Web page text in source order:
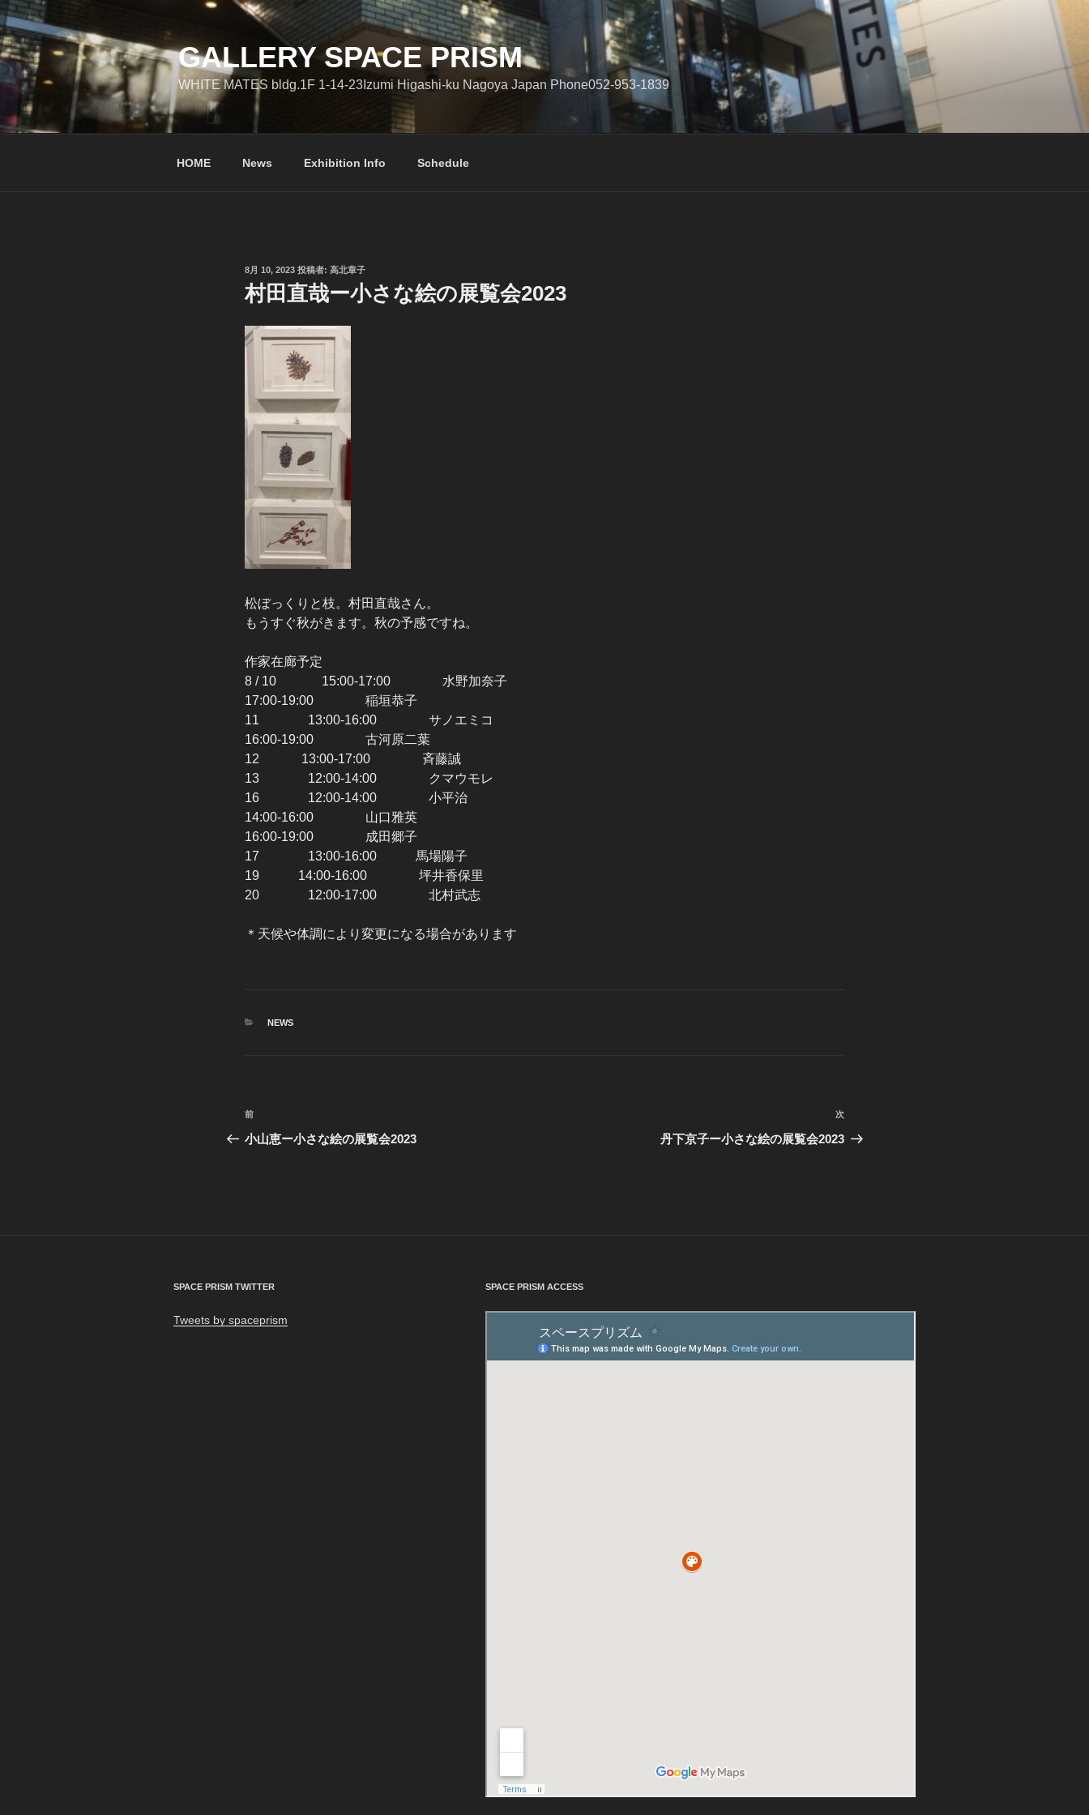
コ
ン
テ
ン
ツ
ス
GALLERY SPACE PRISM
WHITE MATES bldg.1F 1-14-23Izumi Higashi-ku Nagoya Japan Phone052-953-1839
HOME News Exhibition Info Schedule
投
稿
日:
8月 10, 2023 投稿者: 高北章子
村田直哉ー小さな絵の展覧会2023
松ぼっくりと枝。村田直哉さん。
もうすぐ秋がきます。秋の予感ですね。
作家在廊予定
8 / 10 15:00-17:00 水野加奈子
17:00-19:00 稲垣恭子
11 13:00-16:00 サノエミコ
16:00-19:00 古河原二葉
12 13:00-17:00 斉藤誠
13 12:00-14:00 クマウモレ
16 12:00-14:00 小平治
14:00-16:00 山口雅英
16:00-19:00 成田郷子
17 13:00-16:00 馬場陽子
19 14:00-16:00 坪井香保里
20 12:00-17:00 北村武志
＊天候や体調により変更になる場合があります
カ
NEWS
投
稿
シ
ョ
前
の
前
小山恵ー小さな絵の展覧会2023
次
の
次
丹下京子ー小さな絵の展覧会2023
SPACE PRISM TWITTER
Tweets by spaceprism
SPACE PRISM ACCESS